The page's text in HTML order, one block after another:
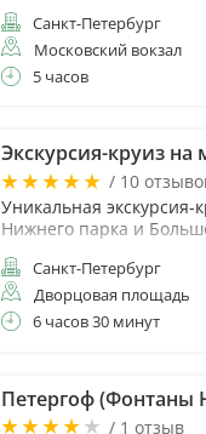
Санкт-Петербург
Московский вокзал
5 часов
Экскурсия-круиз
/ 10
Уникальная
Нижнего парка и
Санкт-Петербург
Дворцовая площадь
6 часов 30 минут
Петергоф (Фонтаны
/ 1 отзыв